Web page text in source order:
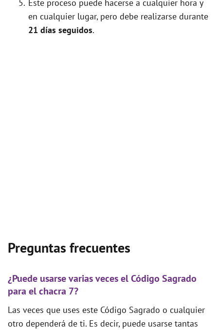
Este proceso puede hacerse a cualquier hora y
en cualquier lugar, pero debe realizarse durante
21 días seguidos.
Preguntas frecuentes
¿Puede usarse varias veces el Código Sagrado
para el chacra 7?
Las veces que uses este Código Sagrado o cualquier
otro dependerá de ti. Es decir, puede usarse tantas